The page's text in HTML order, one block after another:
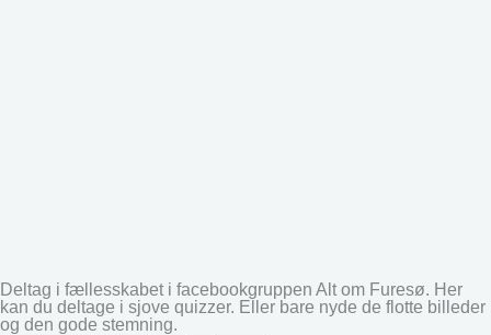
Deltag i fællesskabet i facebookgruppen Alt om Furesø. Her
kan du deltage i sjove quizzer. Eller bare nyde de flotte billeder
og den gode stemning.